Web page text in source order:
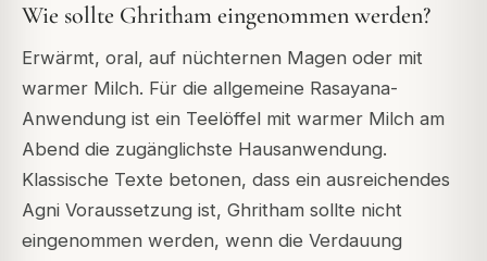
Wie sollte Ghritham eingenommen werden?
Erwärmt, oral, auf nüchternen Magen oder mit
warmer Milch. Für die allgemeine Rasayana-
Anwendung ist ein Teelöffel mit warmer Milch am
Abend die zugänglichste Hausanwendung.
Klassische Texte betonen, dass ein ausreichendes
Agni Voraussetzung ist, Ghritham sollte nicht
eingenommen werden, wenn die Verdauung